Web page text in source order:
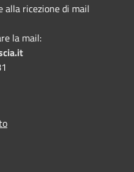
alla ricezione di mail
la mail: